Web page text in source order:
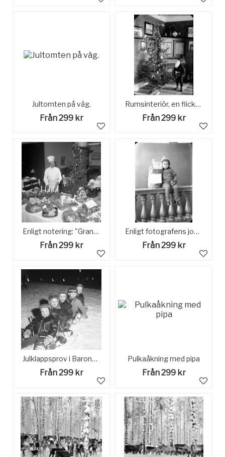
Jultomten på väg.
Från 299 kr
Rumsinteriör, en flicka vid julgranen. Ingrid Lindskog, fotograf Sam Lindskogs dotter.
Från 299 kr
Enligt notering: "Grand Hotell U-a (Julbord) 6/12 56".
Från 299 kr
Enligt fotografens journal nr 4 1918-1922: "Enander, Olof Julkort Allmänna vägen Gbg".
Från 299 kr
Julklappsprov i Baronbacken. 27 december 1958.
Från 299 kr
Pulkaåkning med pipa
Från 299 kr